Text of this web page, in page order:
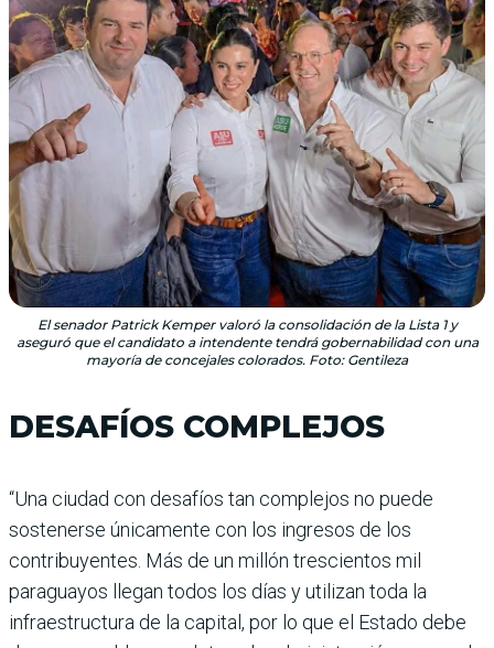
El senador Patrick Kemper valoró la consolidación de la Lista 1 y
aseguró que el candidato a intendente tendrá gobernabilidad con una
mayoría de concejales colorados. Foto: Gentileza
DESAFÍOS COMPLEJOS
“Una ciudad con desafíos tan complejos no puede
sostenerse únicamente con los ingresos de los
contribuyentes. Más de un millón trescientos mil
paraguayos llegan todos los días y utilizan toda la
infraestructura de la capital, por lo que el Estado debe